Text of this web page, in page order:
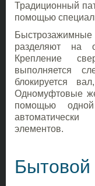
Традиционный
помощью
разделяют на
Крепление
выполняется
блокируется
Одномуфтовые
помощью
элементов.
Бытовой